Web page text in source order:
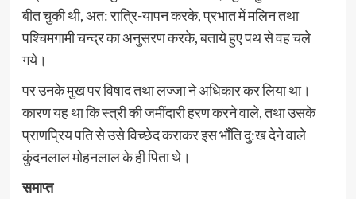
बीत चुकी थी, अत: रात्रि-यापन करके, प्रभात में मलिन तथा
पश्चिमगामी चन्द्र का अनुसरण करके, बताये हुए पथ से वह चले
गये।
पर उनके मुख पर विषाद तथा लज्जा ने अधिकार कर लिया था।
कारण यह था कि स्त्री की जमींदारी हरण करने वाले, तथा उसके
प्राणप्रिय पति से उसे विच्छेद कराकर इस भाँति दु:ख देने वाले
कुंदनलाल मोहनलाल के ही पिता थे।
समाप्त